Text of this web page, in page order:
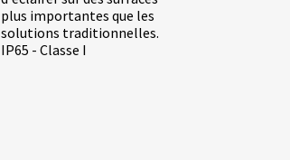
plus importantes que les
solutions traditionnelles.
IP65 - Classe I